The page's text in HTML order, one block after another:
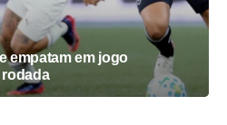
empatam em jogo
rodada